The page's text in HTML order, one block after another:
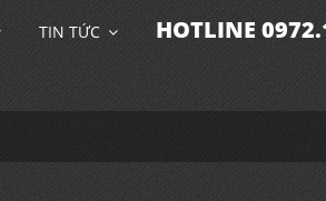
TIN TỨC HOTLINE